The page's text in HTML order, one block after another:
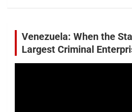
Venezuela: When the
Largest Criminal